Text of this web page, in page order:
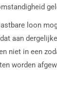
loon
aan
niet in een
worden